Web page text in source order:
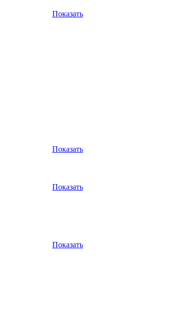
Показать
Показать
Показать
Показать